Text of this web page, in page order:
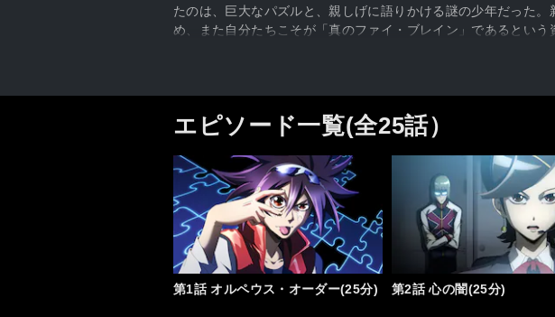
たのは、巨大なパズルと、親しげに語りかける謎の少年だった
め、また自分たちこそが「真のファイ・ブレイン」であるとい
エピソード一覧(全25話）
第1話 オルペウス・オーダー(25分) 第2話 心の闇(25分)